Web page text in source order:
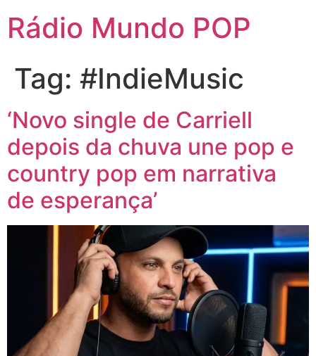
Rádio Mundo POP
Tag: #IndieMusic
‘Novo single de Carriell
depois da chuva une pop e
country pop em narrativa
de esperança’